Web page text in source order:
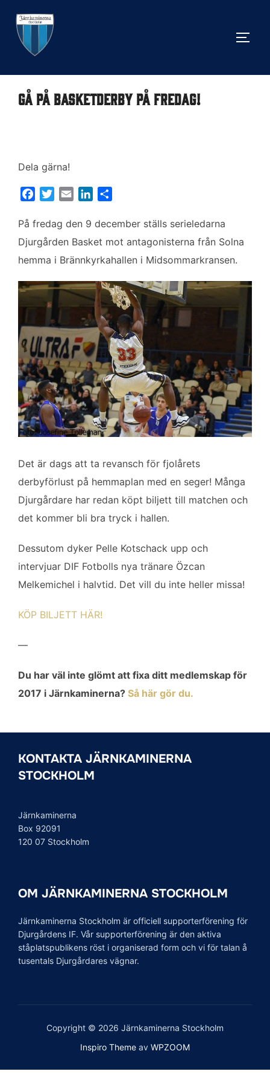
innehåll
Gå på basketderby på fredag!
Dela gärna!
c
e
b
o
o
k
i
t
e
r
a
i
n
k
d
I
n
l
a
På fredag den 9 december ställs serieledarna
Djurgården Basket mot antagonisterna från Solna
hemma i Brännkyrkahallen i Midsommarkransen.
Det är dags att ta revansch för fjolårets
derbyförlust på hemmaplan med en seger! Många
Djurgårdare har redan köpt biljett till matchen och
det kommer bli bra tryck i hallen.
Dessutom dyker Pelle Kotschack upp och
intervjuar DIF Fotbolls nya tränare Özcan
Melkemichel i halvtid. Det vill du inte heller missa!
KÖP BILJETT HÄR!
—
Du har väl inte glömt att fixa ditt medlemskap för
2017 i Järnkaminerna? Så här gör du.
KONTAKTA JÄRNKAMINERNA
STOCKHOLM
Järnkaminerna
Box 92091
120 07 Stockholm
OM JÄRNKAMINERNA STOCKHOLM
Järnkaminerna Stockholm är officiell supporterförening för
Djurgårdens IF. Vår supporterförening är den aktiva
ståplatspublikens röst i organiserad form och vi för talan å
tusentals Djurgårdares vägnar.
Copyright © 2026 Järnkaminerna Stockholm
Inspiro Theme av WPZOOM